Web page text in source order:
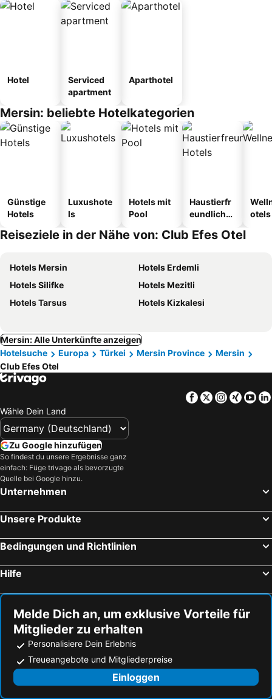
Hotel
Serviced
apartment
Aparthotel
Mersin: beliebte Hotelkategorien
Günstige
Hotels
Luxushote
ls
Hotels mit
Pool
Haustierfr
eundliche
otels
Reiseziele in der Nähe von: Club Efes Otel
Hotels Mersin
Hotels Erdemli
Hotels Silifke
Hotels Mezitli
Hotels Tarsus
Hotels Kizkalesi
Mersin: Alle Unterkünfte anzeigen
Hotelsuche
Europa Türkei Mersin Province
Mersin
Club Efes Otel
Facebook
TwitterXing
Wähle Dein Land
Zu Google hinzufügen
So findest du unsere Ergebnisse ganz
einfach: Füge trivago als bevorzugte
Quelle bei Google hinzu.
Unternehmen
Unsere Produkte
Bedingungen und Richtlinien
Hilfe
Melde Dich an, um exklusive Vorteile für
Mitglieder zu erhalten
Personalisiere Dein Erlebnis
Treueangebote und Mitgliederpreise
Einloggen